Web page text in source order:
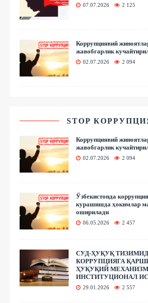
07.07.2026 2 125
Коррупциявий
жавобгарлик
02.07.2026 2 094
STOP
Коррупциявий
жавобгарлик
02.07.2026 2 094
Ўзбекистонда
курашишда ҳокимлар
оширилади
06.05.2026 2 457
СУД-ҲУҚУҚ
КОРРУПЦИЯГА
ҲУҚУҚИЙ
ИНСТИТУЦИОНАЛ
29.01.2026 2 557